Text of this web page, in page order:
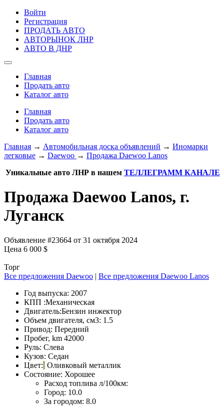
Войти
Регистрация
ПРОДАТЬ АВТО
АВТОРЫНОК ЛНР
АВТО В ДНР
Главная
Продать авто
Каталог авто
Главная
Продать авто
Каталог авто
Главная → Автомобильная доска объявлений → Иномарки
легковые → Daewoo → Продажа Daewoo Lanos
Уникальные авто ЛНР в нашем ТЕЛЛЕГРАММ КАНАЛЕ
Продажа Daewoo Lanos, г.
Луганск
Объявление #23664 от 31 октября 2024
Цена 6 000 $
Торг
Все предложения Daewoo | Все предложения Daewoo Lanos
Год выпуска: 2007
КПП :Механическая
Двигатель:Бензин инжектор
Объем двигателя, см3: 1.5
Привод: Передний
Пробег, km 42000
Руль: Слева
Кузов: Седан
Цвет: Оливковый металлик
Состояние: Хорошее
Расход топлива л/100км:
Город: 10.0
За городом: 8.0